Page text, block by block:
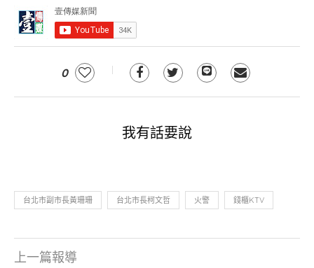
0
我有話要說
台北市副市長黃珊珊 台北市長柯文哲 火警 錢櫃KTV
上一篇報導